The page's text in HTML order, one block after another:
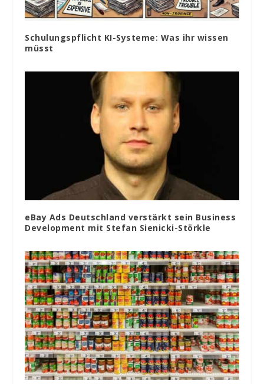
Schulungspflicht KI-Systeme: Was ihr wissen
müsst
eBay Ads Deutschland verstärkt sein Business
Development mit Stefan Sienicki-Störkle